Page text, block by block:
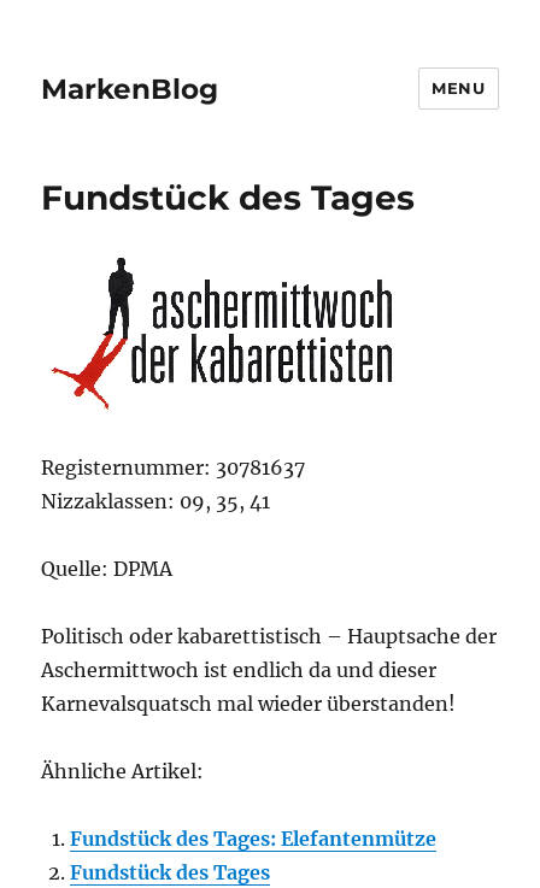
MarkenBlog MENU
Fundstück des Tages
Registernummer: 30781637
Nizzaklassen: 09, 35, 41
Quelle: DPMA
Politisch oder kabarettistisch – Hauptsache der
Aschermittwoch ist endlich da und dieser
Karnevalsquatsch mal wieder überstanden!
Ähnliche Artikel:
Fundstück des Tages: Elefantenmütze
Fundstück des Tages